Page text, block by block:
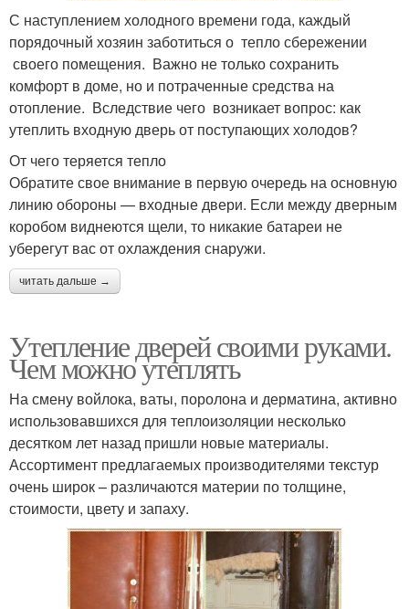
С наступлением холодного времени года, каждый
порядочный хозяин заботиться о тепло сбережении
своего помещения. Важно не только сохранить
комфорт в доме, но и потраченные средства на
отопление. Вследствие чего возникает вопрос: как
утеплить входную дверь от поступающих холодов?
От чего теряется тепло
Обратите свое внимание в первую очередь на основную
линию обороны — входные двери. Если между дверным
коробом виднеются щели, то никакие батареи не
уберегут вас от охлаждения снаружи.
читать дальше →
Утепление дверей своими руками.
Чем можно утеплять
На смену войлока, ваты, поролона и дерматина, активно
использовавшихся для теплоизоляции несколько
десятком лет назад пришли новые материалы.
Ассортимент предлагаемых производителями текстур
очень широк – различаются материи по толщине,
стоимости, цвету и запаху.